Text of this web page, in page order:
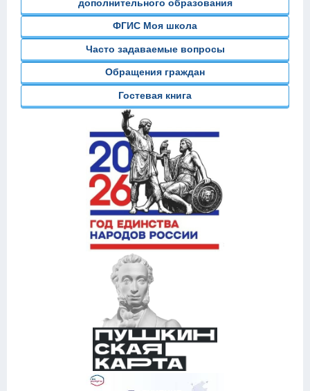
дополнительного образования
ФГИС Моя школа
Часто задаваемые вопросы
Обращения граждан
Гостевая книга